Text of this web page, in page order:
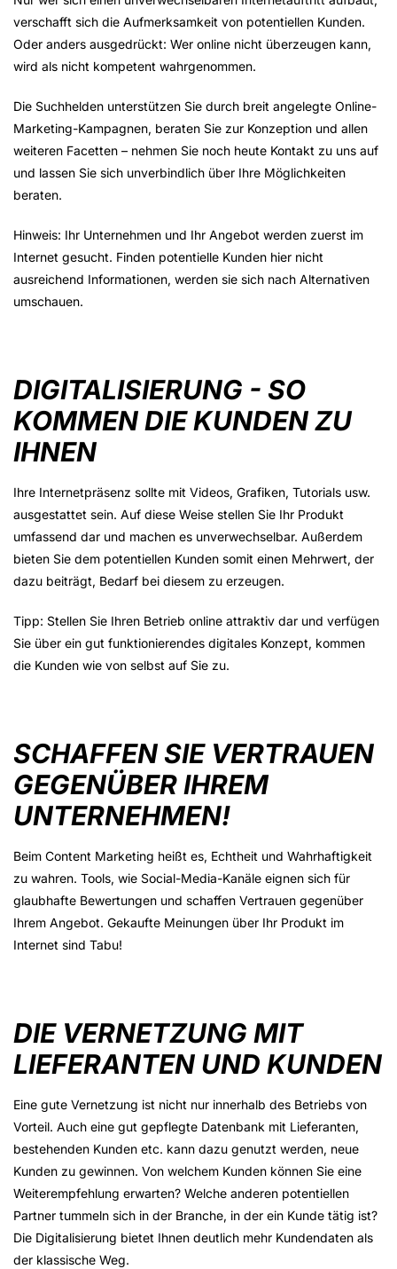
verschafft sich die Aufmerksamkeit von potentiellen Kunden.
Oder anders ausgedrückt: Wer online nicht überzeugen kann,
wird als nicht kompetent wahrgenommen.
Die Suchhelden unterstützen Sie durch breit angelegte Online-
Marketing-Kampagnen, beraten Sie zur Konzeption und allen
weiteren Facetten – nehmen Sie noch heute Kontakt zu uns auf
und lassen Sie sich unverbindlich über Ihre Möglichkeiten
beraten.
Hinweis: Ihr Unternehmen und Ihr Angebot werden zuerst im
Internet gesucht. Finden potentielle Kunden hier nicht
ausreichend Informationen, werden sie sich nach Alternativen
umschauen.
DIGITALISIERUNG - SO
KOMMEN DIE KUNDEN ZU
IHNEN
Ihre Internetpräsenz sollte mit Videos, Grafiken, Tutorials usw.
ausgestattet sein. Auf diese Weise stellen Sie Ihr Produkt
umfassend dar und machen es unverwechselbar. Außerdem
bieten Sie dem potentiellen Kunden somit einen Mehrwert, der
dazu beiträgt, Bedarf bei diesem zu erzeugen.
Tipp: Stellen Sie Ihren Betrieb online attraktiv dar und verfügen
Sie über ein gut funktionierendes digitales Konzept, kommen
die Kunden wie von selbst auf Sie zu.
SCHAFFEN SIE VERTRAUEN
GEGENÜBER IHREM
UNTERNEHMEN!
Beim Content Marketing heißt es, Echtheit und Wahrhaftigkeit
zu wahren. Tools, wie Social-Media-Kanäle eignen sich für
glaubhafte Bewertungen und schaffen Vertrauen gegenüber
Ihrem Angebot. Gekaufte Meinungen über Ihr Produkt im
Internet sind Tabu!
DIE VERNETZUNG MIT
LIEFERANTEN UND KUNDEN
Eine gute Vernetzung ist nicht nur innerhalb des Betriebs von
Vorteil. Auch eine gut gepflegte Datenbank mit Lieferanten,
bestehenden Kunden etc. kann dazu genutzt werden, neue
Kunden zu gewinnen. Von welchem Kunden können Sie eine
Weiterempfehlung erwarten? Welche anderen potentiellen
Partner tummeln sich in der Branche, in der ein Kunde tätig ist?
Die Digitalisierung bietet Ihnen deutlich mehr Kundendaten als
der klassische Weg.